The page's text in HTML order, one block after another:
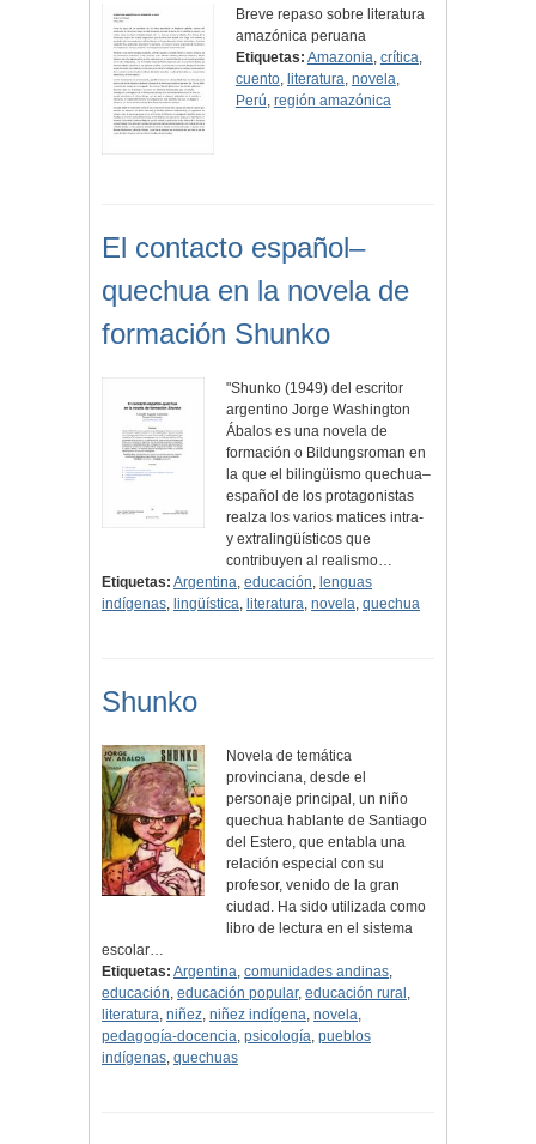
Breve repaso sobre literatura
amazónica peruana
Etiquetas: Amazonia, crítica,
cuento, literatura, novela,
Perú, región amazónica
El contacto español–
quechua en la novela de
formación Shunko
"Shunko (1949) del escritor
argentino Jorge Washington
Ábalos es una novela de
formación o Bildungsroman en
la que el bilingüismo quechua–
español de los protagonistas
realza los varios matices intra-
y extralingüísticos que
contribuyen al realismo…
Etiquetas: Argentina, educación, lenguas
indígenas, lingüística, literatura, novela, quechua
Shunko
Novela de temática
provinciana, desde el
personaje principal, un niño
quechua hablante de Santiago
del Estero, que entabla una
relación especial con su
profesor, venido de la gran
ciudad. Ha sido utilizada como
libro de lectura en el sistema
escolar…
Etiquetas: Argentina, comunidades andinas,
educación, educación popular, educación rural ,
literatura, niñez, niñez indígena, novela,
pedagogía-docencia, psicología, pueblos
indígenas, quechuas